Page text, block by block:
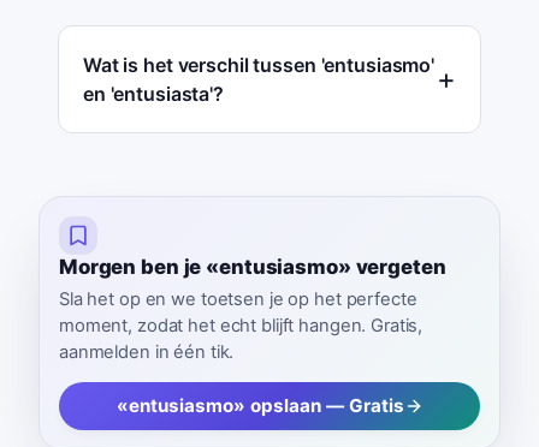
Wat is het verschil tussen 'entusiasmo'
en 'entusiasta'?
Morgen ben je «entusiasmo» vergeten
Sla het op en we toetsen je op het perfecte
moment, zodat het echt blijft hangen. Gratis,
aanmelden in één tik.
«entusiasmo» opslaan — Gratis